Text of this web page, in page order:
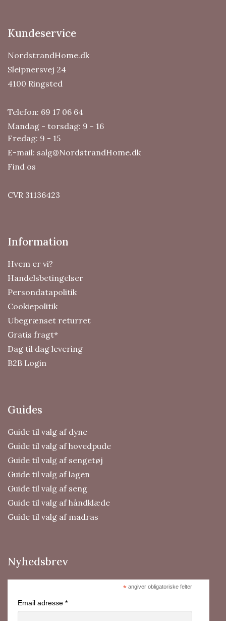
Kundeservice
NordstrandHome.dk
Sleipnersvej 24
4100 Ringsted
Telefon: 69 17 06 64
Mandag - torsdag: 9 - 16
Fredag: 9 - 15
E-mail: salg@NordstrandHome.dk
Find os
CVR 31136423
Information
Hvem er vi?
Handelsbetingelser
Persondatapolitik
Cookiepolitik
Ubegrænset returret
Gratis fragt*
Dag til dag levering
B2B Login
Guides
Guide til valg af dyne
Guide til valg af hovedpude
Guide til valg af sengetøj
Guide til valg af lagen
Guide til valg af seng
Guide til valg af håndklæde
Guide til valg af madras
Nyhedsbrev
*angiver obligatoriske felter
Email adresse *